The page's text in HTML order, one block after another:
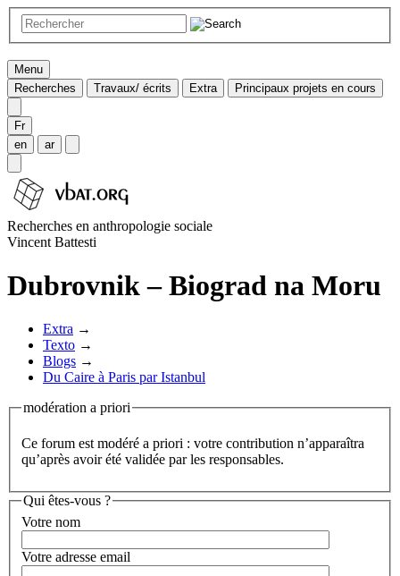
Menu
Recherches
Travaux/ écrits Extra Principaux projets en cours
Fr
en
ar
Recherches en anthropologie sociale
Vincent Battesti
Dubrovnik – Biograd na Moru
Extra →
Texto →
Blogs →
Du Caire à Paris par Istanbul
modération a priori
Ce forum est modéré a priori : votre contribution n’apparaîtra
qu’après avoir été validée par les responsables.
Qui êtes-vous ?
Votre nom
Votre adresse email